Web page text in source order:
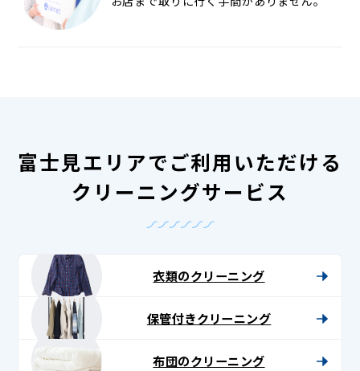
富士見エリアでご利用いただける
クリーニングサービス
衣類のクリーニング
保管付きクリーニング
布団のクリーニング